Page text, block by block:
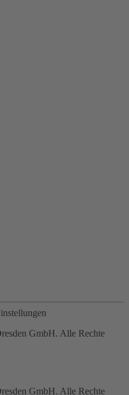
GmbH. Alle Rechte
GmbH. Alle Rechte